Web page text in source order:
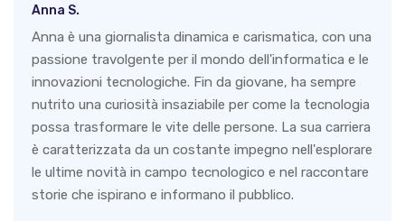
Anna S.
Anna è una giornalista dinamica e carismatica, con una
passione travolgente per il mondo dell'informatica e le
innovazioni tecnologiche. Fin da giovane, ha sempre
nutrito una curiosità insaziabile per come la tecnologia
possa trasformare le vite delle persone. La sua carriera
è caratterizzata da un costante impegno nell'esplorare
le ultime novità in campo tecnologico e nel raccontare
storie che ispirano e informano il pubblico.